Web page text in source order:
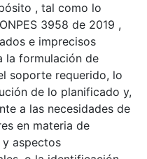
, tal como lo
3958 de 2019 ,
e imprecisos
la formulación de
soporte requerido, lo
de lo planificado y,
a las necesidades de
en materia de
aspectos